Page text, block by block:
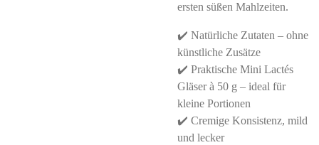
ersten süßen Mahlzeiten.
✔️ Natürliche Zutaten – ohne
künstliche Zusätze
✔️ Praktische Mini Lactés
Gläser à 50 g – ideal für
kleine Portionen
✔️ Cremige Konsistenz, mild
und lecker